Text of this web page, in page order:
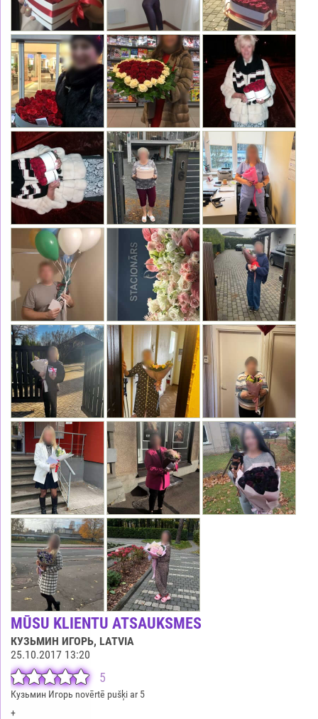
MŪSU KLIENTU ATSAUKSMES
КУЗЬМИН ИГОРЬ, LATVIA
25.10.2017 13:20
5
Кузьмин Игорь novērtē pušķi ar 5
+